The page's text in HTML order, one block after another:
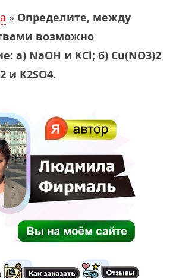
» Определите, между
возможно
а) NaOH и KCl; б) Cu(NO3)2
и K2SO4.